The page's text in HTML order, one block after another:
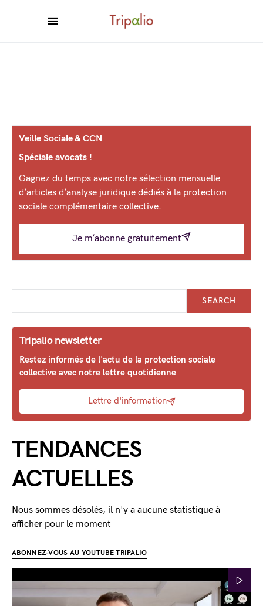
Veille Sociale & CCN
Spéciale avocats !
Gagnez du temps avec notre sélection mensuelle
d’articles d’analyse juridique dédiés à la protection
sociale complémentaire collective.
Je m’abonne gratuitement
SEARCH
Tripalio newsletter
Restez informés de l'actu de la protection sociale
collective avec notre lettre quotidienne
Lettre d'information
TENDANCES
ACTUELLES
Nous sommes désolés, il n'y a aucune statistique à
afficher pour le moment
ABONNEZ-VOUS AU YOUTUBE TRIPALIO